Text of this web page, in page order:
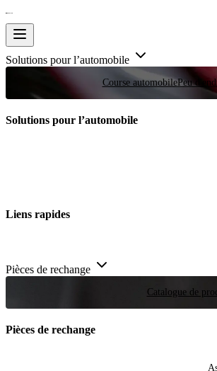
Solutions pour l’automobile
Course automobilePeu
Solutions pour l’automobile
Liens rapides
Pièces de rechange
Catalogue de
Pièces de rechange